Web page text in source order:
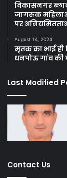
विकासनगर
जागरुक
पर
August 14, 2024
मृतक का भाई ही
धनपोऊ गांव की
Last Modified
Contact Us